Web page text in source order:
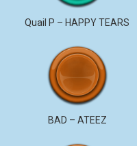
Quail P – HAPPY TEARS
BAD – ATEEZ